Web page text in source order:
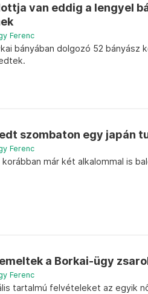
van eddig a lengyel
Ferenc
bányában dolgozó 52 bányász
szombaton egy japán
Ferenc
korábban már két alkalommal is
a Borkai-ügy
Ferenc
tartalmú felvételeket az egyik